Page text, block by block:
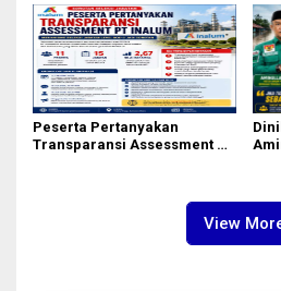
Peserta Pertanyakan
Transparansi Assessment PT
View